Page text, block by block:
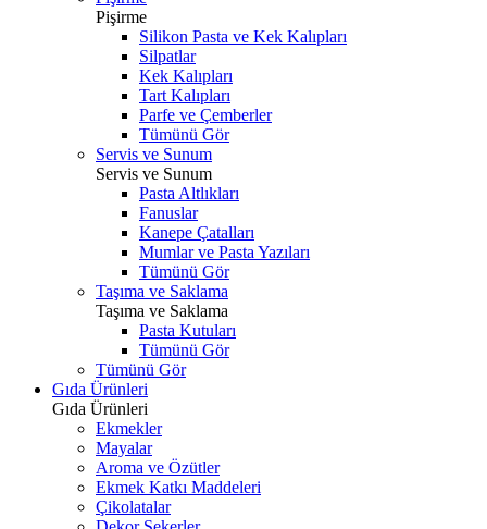
Pişirme
Silikon Pasta ve Kek Kalıpları
Silpatlar
Kek Kalıpları
Tart Kalıpları
Parfe ve Çemberler
Tümünü Gör
Servis ve Sunum
Servis ve Sunum
Pasta Altlıkları
Fanuslar
Kanepe Çatalları
Mumlar ve Pasta Yazıları
Tümünü Gör
Taşıma ve Saklama
Taşıma ve Saklama
Pasta Kutuları
Tümünü Gör
Tümünü Gör
Gıda Ürünleri
Gıda Ürünleri
Ekmekler
Mayalar
Aroma ve Özütler
Ekmek Katkı Maddeleri
Çikolatalar